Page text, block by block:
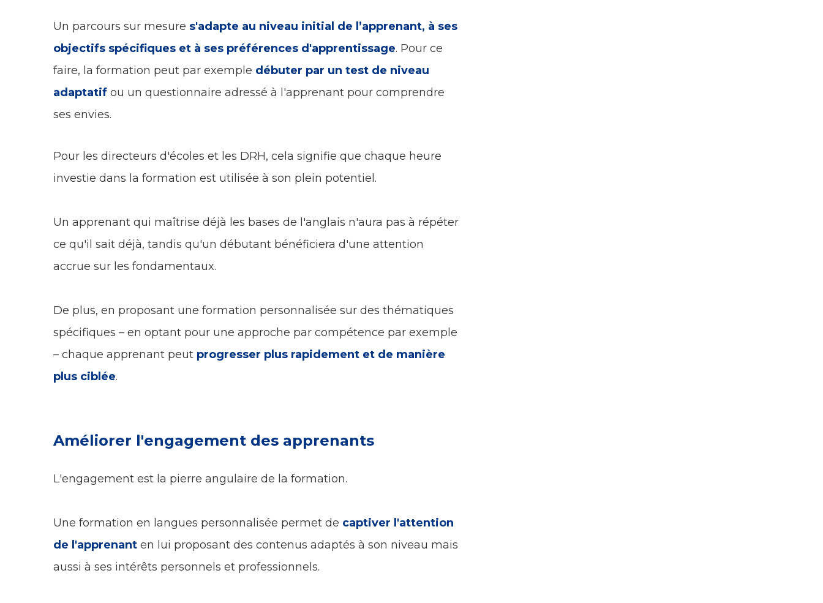
Un parcours sur mesure s'adapte au niveau initial de l’apprenant, à ses
objectifs spécifiques et à ses préférences d'apprentissage. Pour ce
faire, la formation peut par exemple débuter par un test de niveau
adaptatif ou un questionnaire adressé à l'apprenant pour comprendre
ses envies.
Pour les directeurs d'écoles et les DRH, cela signifie que chaque heure
investie dans la formation est utilisée à son plein potentiel.
Un apprenant qui maîtrise déjà les bases de l'anglais n'aura pas à répéter
ce qu'il sait déjà, tandis qu'un débutant bénéficiera d'une attention
accrue sur les fondamentaux.
De plus, en proposant une formation personnalisée sur des thématiques
spécifiques – en optant pour une approche par compétence par exemple
– chaque apprenant peut progresser plus rapidement et de manière
plus ciblée.
Améliorer l'engagement des apprenants
L'engagement est la pierre angulaire de la formation.
Une formation en langues personnalisée permet de captiver l'attention
de l'apprenant en lui proposant des contenus adaptés à son niveau mais
aussi à ses intérêts personnels et professionnels.